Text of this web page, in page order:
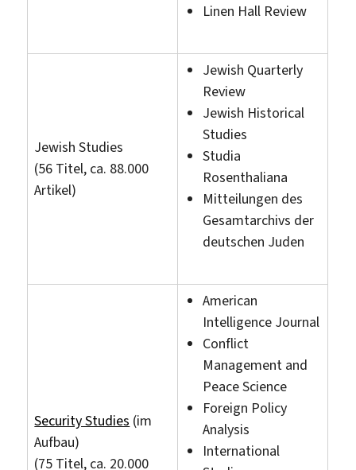
Linen Hall Review
Jewish Studies
(56 Titel, ca. 88.000
Artikel)
Jewish Quarterly
Review
Jewish Historical
Studies
Studia
Rosenthaliana
Mitteilungen des
Gesamtarchivs der
deutschen Juden
Security Studies (im
Aufbau)
(75 Titel, ca. 20.000
American
Intelligence Journal
Conflict
Management and
Peace Science
Foreign Policy
Analysis
International